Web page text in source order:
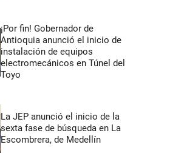
¡Por fin! Gobernador de
Antioquia anunció el inicio de
instalación de equipos
electromecánicos en Túnel del
Toyo
La JEP anunció el inicio de la
sexta fase de búsqueda en La
Escombrera, de Medellín